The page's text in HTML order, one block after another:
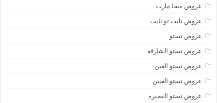
عروض ميجا مارت
عروض نايت تو نايت
عروض نستو
عروض نستو الشارقة
عروض نستو العين
عروض نستو العيين
عروض نستو الفجيرة